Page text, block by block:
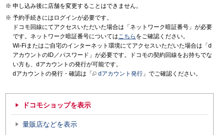
申し込み後に店舗を変更することはできません。
予約手続きにはログインが必要です。
ドコモ回線にてアクセスいただいた場合は「ネットワーク暗証番号」が必要
です。ネットワーク暗証番号についてはこちら をご確認ください。
Wi-Fiまたはご自宅のインターネット環境にてアクセスいただいた場合は「d
アカウントのID／パスワード」が必要です。ドコモの契約回線をお持ちでな
い方も、dアカウントの発行が可能です。
dアカウントの発行・確認は「
dアカウント発行 」でご確認ください。
ドコモショップを表示
量販店などを表示